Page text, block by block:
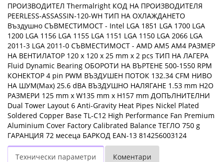
ПРОИЗВОДИТЕЛ Thermalright КОД НА ПРОИЗВОДИТЕЛЯ
PEERLESS-ASSASSIN-120-WH ТИП НА ОХЛАЖДАНЕТО
Въздушно СЪВМЕСТИМОСТ - Intel LGA 1851 LGA 1700 LGA
1200 LGA 1156 LGA 1155 LGA 1151 LGA 1150 LGA 2066 LGA
2011-3 LGA 2011-0 СЪВМЕСТИМОСТ - AMD AM5 AM4 РАЗМЕР
НА ВЕНТИЛАТОР 120 x 120 x 25 mm x 2 pcs ТИП НА ЛАГЕРА
Fluid Dynamic Bearing ОБОРОТИ НА ВЪРТЕНЕ 500-1550 RPM
КОНЕКТОР 4 pin PWM ВЪЗДУШЕН ПОТОК 132.34 CFM НИВО
НА ШУМ(Max) 25.6 dBA ВЪЗДУШНО НАЛЯГАНЕ 1.53 mm H2O
РАЗМЕРИ 125 mm x W135 mm x H157 mm ДОПЪЛНИТЕЛНИ
Dual Tower Layout 6 Anti-Gravity Heat Pipes Nickel Plated
Soldered Copper Base TL-C12 High Performance Fan Premium
Aluminium Cover Factory Calibrated Balance ТЕГЛО 750 g
ГАРАНЦИЯ 72 месеца БАРКОД EAN-13 814256003124
Технически параметри Коментари